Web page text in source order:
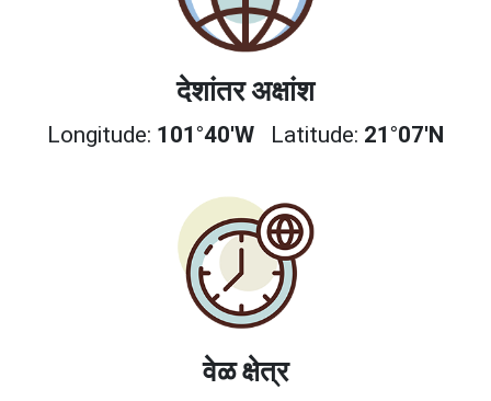
देशांतर अक्षांश
Longitude: 101°40'W Latitude: 21°07'N
वेळ क्षेत्र